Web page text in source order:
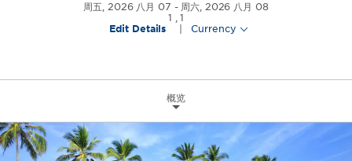
周五, 2026 八月 07
周六, 2026 八月 08
1 ,1
Edit Details
Currency
概览